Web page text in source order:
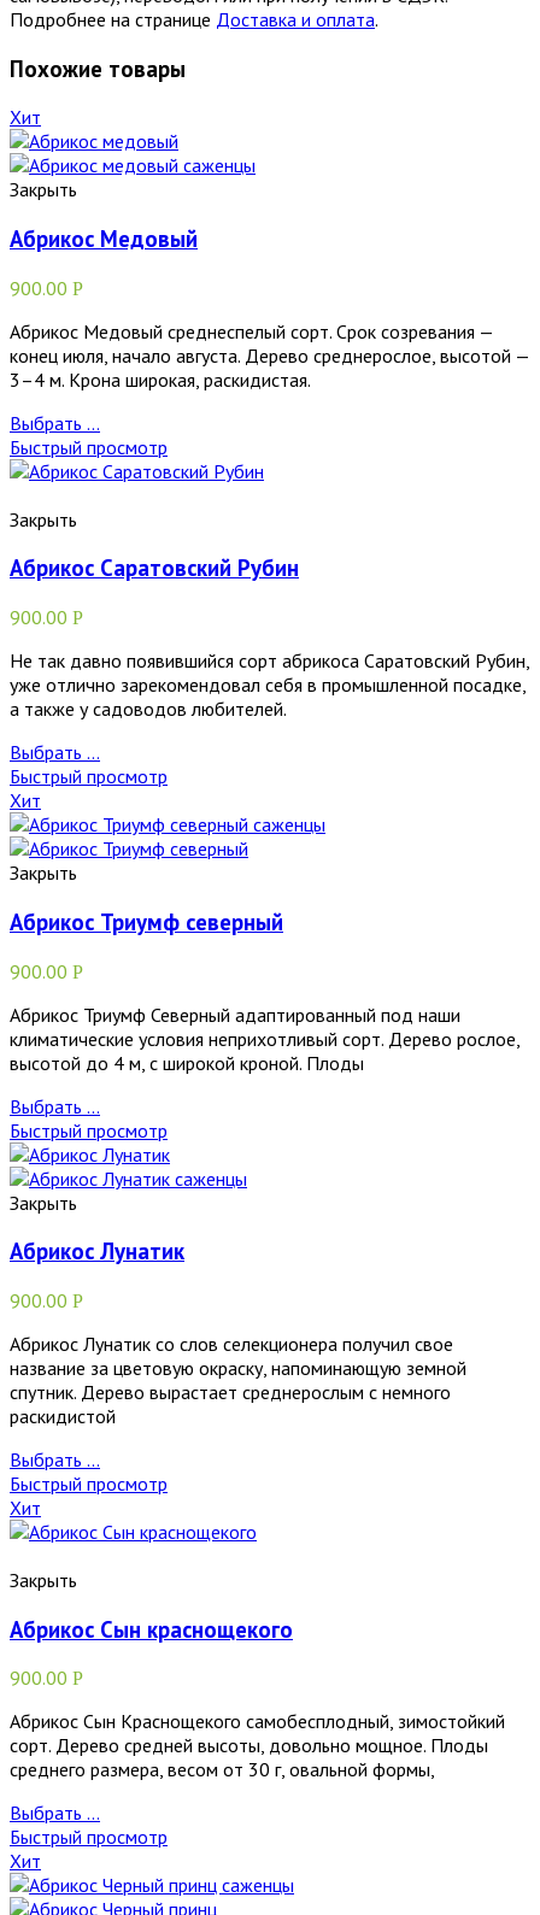
Подробнее на странице Доставка и оплата.
Похожие товары
Хит
Закрыть
Абрикос Медовый
900.00 Р
Абрикос Медовый среднеспелый сорт. Срок созревания —
конец июля, начало августа. Дерево среднерослое, высотой —
3–4 м. Крона широкая, раскидистая.
Выбрать ...
Быстрый просмотр
Закрыть
Абрикос Саратовский Рубин
900.00 Р
Не так давно появившийся сорт абрикоса Саратовский Рубин,
уже отлично зарекомендовал себя в промышленной посадке,
а также у садоводов любителей.
Выбрать ...
Быстрый просмотр
Хит
Закрыть
Абрикос Триумф северный
900.00 Р
Абрикос Триумф Северный адаптированный под наши
климатические условия неприхотливый сорт. Дерево рослое,
высотой до 4 м, с широкой кроной. Плоды
Выбрать ...
Быстрый просмотр
Закрыть
Абрикос Лунатик
900.00 Р
Абрикос Лунатик со слов селекционера получил свое
название за цветовую окраску, напоминающую земной
спутник. Дерево вырастает среднерослым с немного
раскидистой
Выбрать ...
Быстрый просмотр
Хит
Закрыть
Абрикос Сын краснощекого
900.00 Р
Абрикос Сын Краснощекого самобесплодный, зимостойкий
сорт. Дерево средней высоты, довольно мощное. Плоды
среднего размера, весом от 30 г, овальной формы,
Выбрать ...
Быстрый просмотр
Хит